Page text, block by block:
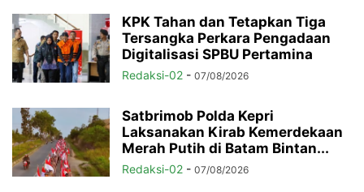
KPK Tahan dan Tetapkan Tiga
Tersangka Perkara Pengadaan
Digitalisasi SPBU Pertamina
Redaksi-02 - 07/08/2026
Satbrimob Polda Kepri
Laksanakan Kirab Kemerdekaan
Merah Putih di Batam Bintan...
Redaksi-02 - 07/08/2026